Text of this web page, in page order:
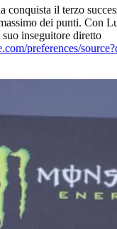
conquista il terzo
dei punti. Con
inseguitore diretto
preferences/